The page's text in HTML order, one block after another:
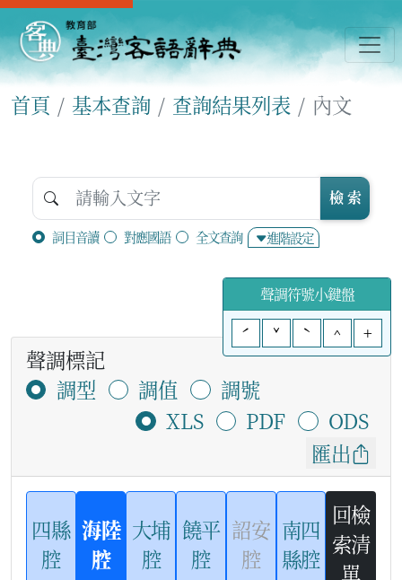
首頁 基本查詢 查詢結果列表 內文
詞目音讀 對應國語 全文查詢 進階設定
檢 索
聲調符號小鍵盤
ˊ
ˇ ˋ ^ +
聲調標記
調型
調值
調號
XLS
PDF
ODS
匯出
四縣
腔
海陸
腔
大埔
腔
饒平
腔
詔安
腔
南四
縣腔
回檢
索清
單